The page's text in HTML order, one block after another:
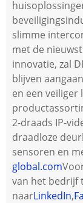
slimme
met de
innovatie, zal
blijven
en een
2-draads IP-
draadloze
sensoren en
global.com
van het bedrijf
naarLinkedIn,